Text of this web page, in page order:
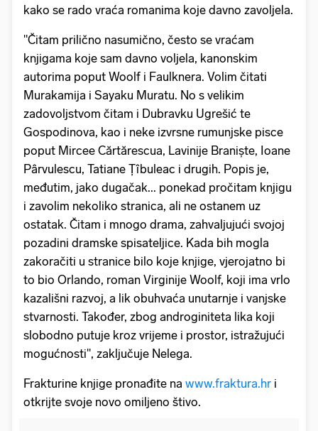
kako se rado vraća romanima koje davno zavoljela.
"Čitam prilično nasumično, često se vraćam
knjigama koje sam davno voljela, kanonskim
autorima poput Woolf i Faulknera. Volim čitati
Murakamija i Sayaku Muratu. No s velikim
zadovoljstvom čitam i Dubravku Ugrešić te
Gospodinova, kao i neke izvrsne rumunjske pisce
poput Mircee Cărtărescua, Lavinije Braniște, Ioane
Pârvulescu, Tatiane Țîbuleac i drugih. Popis je,
međutim, jako dugačak... ponekad pročitam knjigu
i zavolim nekoliko stranica, ali ne ostanem uz
ostatak. Čitam i mnogo drama, zahvaljujući svojoj
pozadini dramske spisateljice. Kada bih mogla
zakoračiti u stranice bilo koje knjige, vjerojatno bi
to bio Orlando, roman Virginije Woolf, koji ima vrlo
kazališni razvoj, a lik obuhvaća unutarnje i vanjske
stvarnosti. Također, zbog androginiteta lika koji
slobodno putuje kroz vrijeme i prostor, istražujući
mogućnosti", zaključuje Nelega.
Frakturine knjige pronađite na www.fraktura.hr i
otkrijte svoje novo omiljeno štivo.